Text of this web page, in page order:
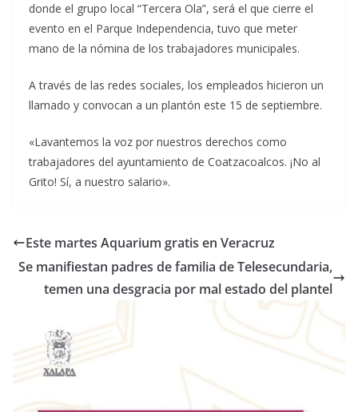
donde el grupo local “Tercera Ola”, será el que cierre el
evento en el Parque Independencia, tuvo que meter
mano de la nómina de los trabajadores municipales.
A través de las redes sociales, los empleados hicieron un
llamado y convocan a un plantón este 15 de septiembre.
«Lavantemos la voz por nuestros derechos como
trabajadores del ayuntamiento de Coatzacoalcos. ¡No al
Grito! Sí, a nuestro salario».
Este martes Aquarium gratis en Veracruz
Se manifiestan padres de familia de Telesecundaria,
temen una desgracia por mal estado del plantel